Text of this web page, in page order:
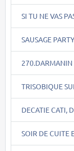
SI TU NE VAS
SAUSAGE PARTY
270.DARMANIN
TRISOBIQUE
DECATIE CATI,
SOIR DE CUITE